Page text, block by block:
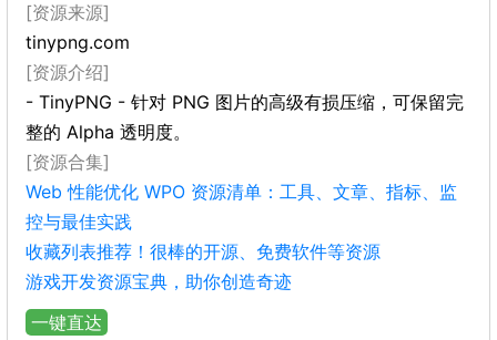
[资源来源]
tinypng.com
[资源介绍]
- TinyPNG - 针对 PNG 图片的高级有损压缩，可保留完
整的 Alpha 透明度。
[资源合集]
Web 性能优化 WPO 资源清单：工具、文章、指标、监
控与最佳实践
收藏列表推荐！很棒的开源、免费软件等资源
游戏开发资源宝典，助你创造奇迹
一键直达